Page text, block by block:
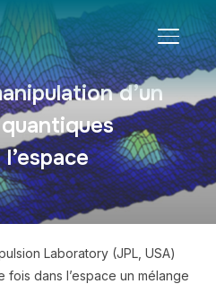
d’un
Laboratory (JPL, USA)
dans l’espace un mélange